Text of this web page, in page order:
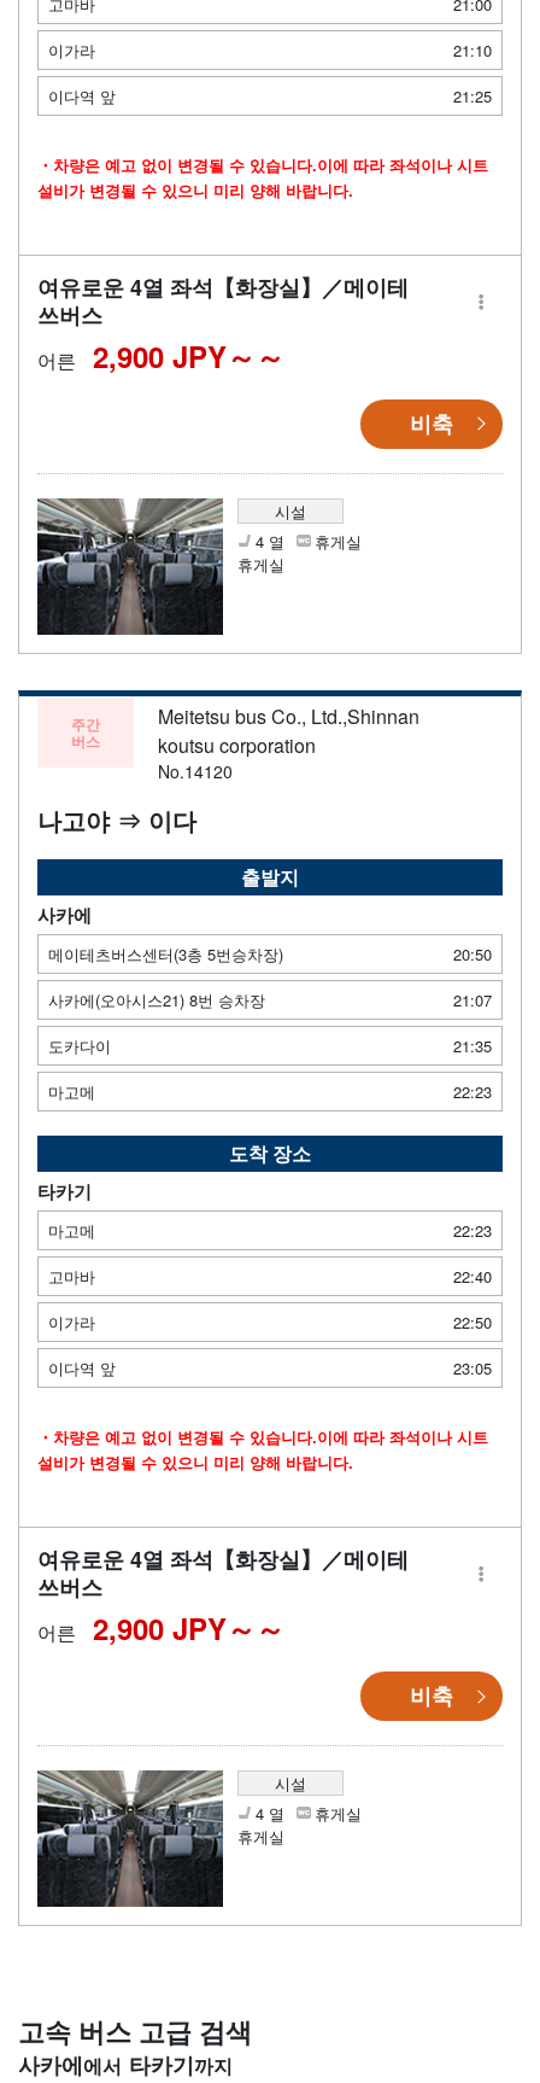
이가라
21:10
이다역 앞
21:25
・차량은 예고 없이 변경될 수 있습니다.이에 따라 좌석이나 시트
설비가 변경될 수 있으니 미리 양해 바랍니다.
여유로운 4열 좌석【화장실】／메이테
쓰버스
어른 2,900 JPY～
비축
시설
4 열
휴게실
휴게실
주간
버스
Meitetsu bus Co., Ltd.,Shinnan
koutsu corporation
No.14120
나고야 ⇒ 이다
출발지
사카에
메이테츠버스센터(3층 5번승차장)
20:50
사카에(오아시스21) 8번 승차장
21:07
도카다이
21:35
마고메
22:23
도착 장소
타카기
마고메
22:23
고마바
22:40
이가라
22:50
이다역 앞
23:05
・차량은 예고 없이 변경될 수 있습니다.이에 따라 좌석이나 시트
설비가 변경될 수 있으니 미리 양해 바랍니다.
여유로운 4열 좌석【화장실】／메이테
쓰버스
어른 2,900 JPY～
비축
시설
4 열
휴게실
휴게실
고속 버스 고급 검색
사카에 타카기